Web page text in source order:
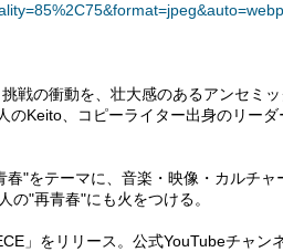
戦の衝動を、壮大感のあるアンセミ
のKeito、コピーライター出身のリー
"をテーマに、音楽・映像・カルチャ
の"再青春"にも火をつける。
」をリリース。公式YouTubeチャン